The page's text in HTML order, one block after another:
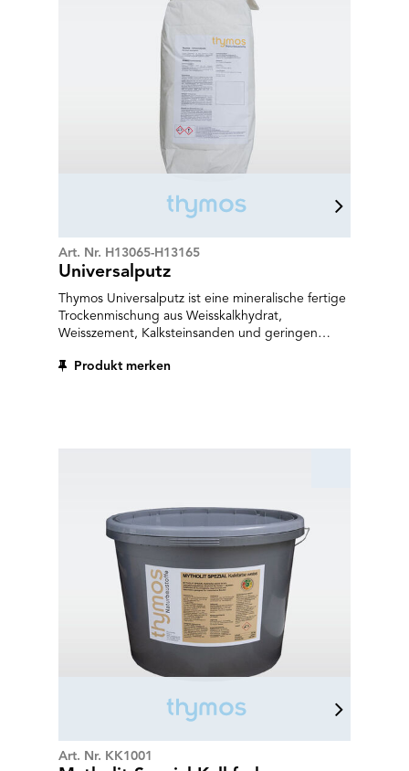
Art. Nr. H13065-H13165
Universalputz
Thymos Universalputz ist eine mineralische fertige
Trockenmischung aus Weisskalkhydrat,
Weisszement, Kalksteinsanden und geringen
Verputzen, Überarbeiten und Renovieren von
Produkt merken
Art. Nr. KK1001